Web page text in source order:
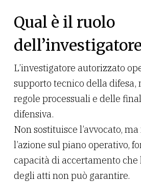
Qual è il ruolo
L’investigatore autorizzato
supporto tecnico della difesa,
regole processuali e delle
difensiva.
Non sostituisce l’avvocato,
l’azione sul piano operativo,
capacità di accertamento che
degli atti non può garantire.